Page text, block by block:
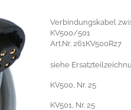
Verbindungskabel
KV500/501
Art.Nr. 261KV500R27
siehe
KV500, Nr. 25
KV501, Nr. 25